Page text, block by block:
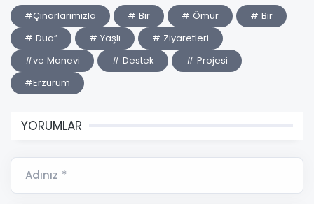
#Çınarlarımızla # Bir # Ömür
# Bir
# Dua”
# Yaşlı
# Ziyaretleri
#ve Manevi
# Destek
# Projesi
#Erzurum
YORUMLAR
Adınız *